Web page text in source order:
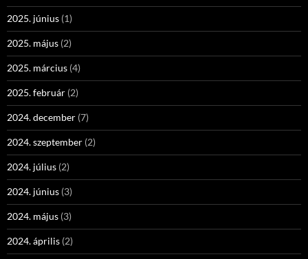
2025. június (1)
2025. május (2)
2025. március (4)
2025. február (2)
2024. december (7)
2024. szeptember (2)
2024. július (2)
2024. június (3)
2024. május (3)
2024. április (2)